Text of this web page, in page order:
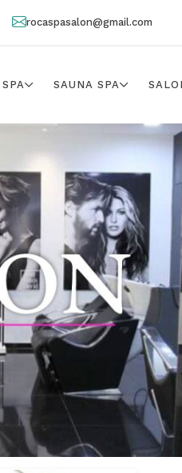
rocaspasalon@gmail.com
SPA SAUNA SPA